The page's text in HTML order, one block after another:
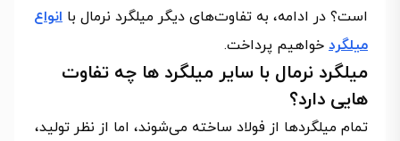
است؟ در ادامه، به تفاوت‌های دیگر میلگرد نرمال با انواع
میلگرد خواهیم پرداخت.
میلگرد نرمال با سایر میلگرد ها چه تفاوت
هایی دارد؟
تمام میلگردها از فولاد ساخته می‌شوند، اما از نظر تولید،